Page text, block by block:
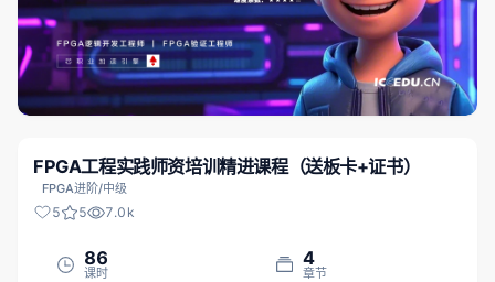
FPGA工程实践师资培训精进课程（送板卡+证书）
FPGA进阶/中级
5 5 7.0k
86
课时
4
章节